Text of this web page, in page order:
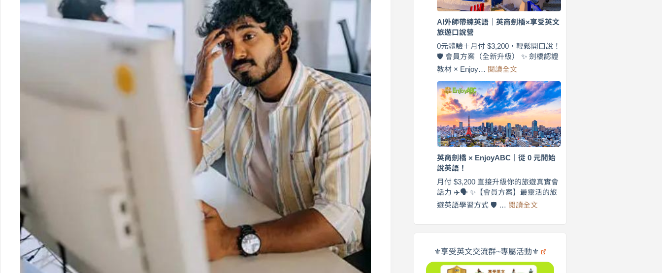
語！
商
橋
×
EnjoyABC
遊
口
說
營
｜
月
付
$3,200，
更
自
在
✨
AI外師帶練英語｜英商劍橋×享受英文
旅遊口說營
0元體驗＋月付 $3,200，輕鬆開口說！
🛡️ 會員方案（全新升級） ✨ 劍橋認證
教材 × Enjoy… 閱讀全文
外
師
帶
練
英
語
｜
英
劍
橋
×
享
英
旅
遊
口
英商劍橋 × EnjoyABC｜從 0 元開始
說英語！
月付 $3,200 直接升級你的旅遊真實會
話力 ✈️🗣️ ✨【會員方案】最靈活的旅
遊英語學習方式 🛡️ … 閱讀全文
商
劍
×
EnjoyABC
⚜️享受英文交流群~專屬活動⚜️